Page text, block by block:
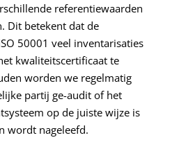
referentiewaarden
Dit betekent dat de
50001 veel inventarisaties
kwaliteitscertificaat te
worden we regelmatig
partij ge-audit of het
op de juiste wijze is
wordt nageleefd.